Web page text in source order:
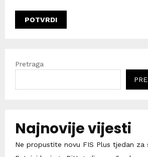
Pretraga
Najnovije vijesti
Ne propustite novu FIS Plus tjedan za